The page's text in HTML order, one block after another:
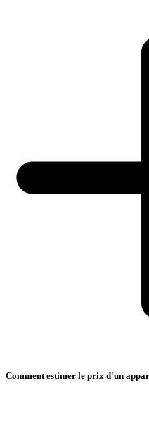
Comment estimer le prix d'un